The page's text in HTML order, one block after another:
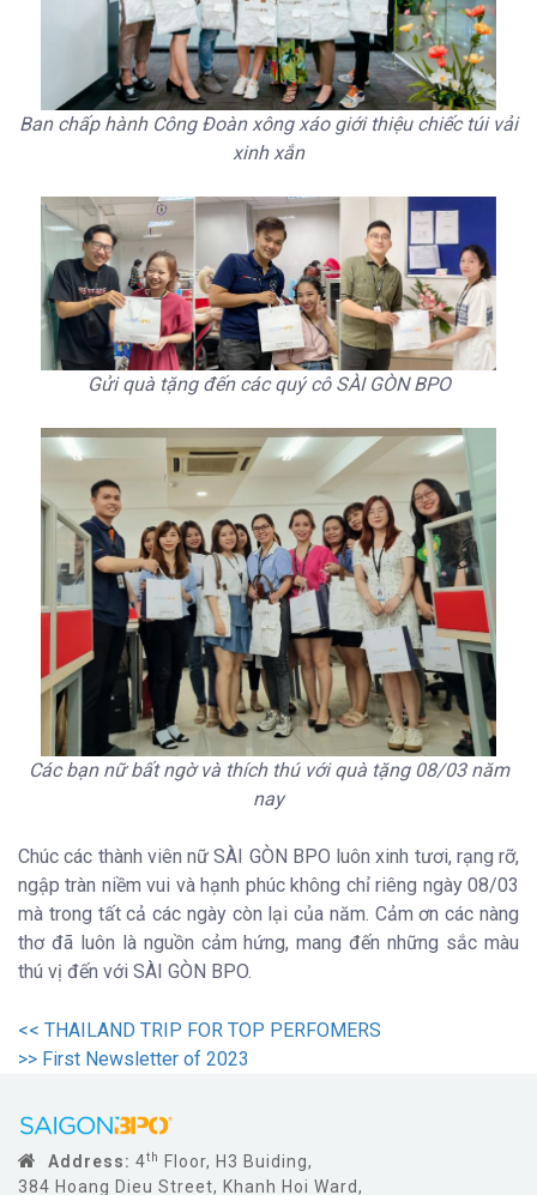
Ban chấp hành Công Đoàn xông xáo giới thiệu chiếc túi vải
xinh xắn
Gửi quà tặng đến các quý cô SÀI GÒN BPO
Các bạn nữ bất ngờ và thích thú với quà tặng 08/03 năm
nay
Chúc các thành viên nữ SÀI GÒN BPO luôn xinh tươi, rạng rỡ,
ngập tràn niềm vui và hạnh phúc không chỉ riêng ngày 08/03
mà trong tất cả các ngày còn lại của năm. Cảm ơn các nàng
thơ đã luôn là nguồn cảm hứng, mang đến những sắc màu
thú vị đến với SÀI GÒN BPO.
<< THAILAND TRIP FOR TOP PERFOMERS
>> First Newsletter of 2023
Address: 4th
Floor, H3 Buiding,
384 Hoang Dieu Street, Khanh Hoi Ward,